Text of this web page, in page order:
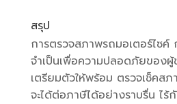
สรุป
การตรวจสภาพรถมอเตอร์ไซ
จำเป็นเพื่อความปลอดภัยของผู้
เตรียมตัวให้พร้อม ตรวจเช็คส
จะได้ต่อภาษีได้อย่างราบรื่น ไร้